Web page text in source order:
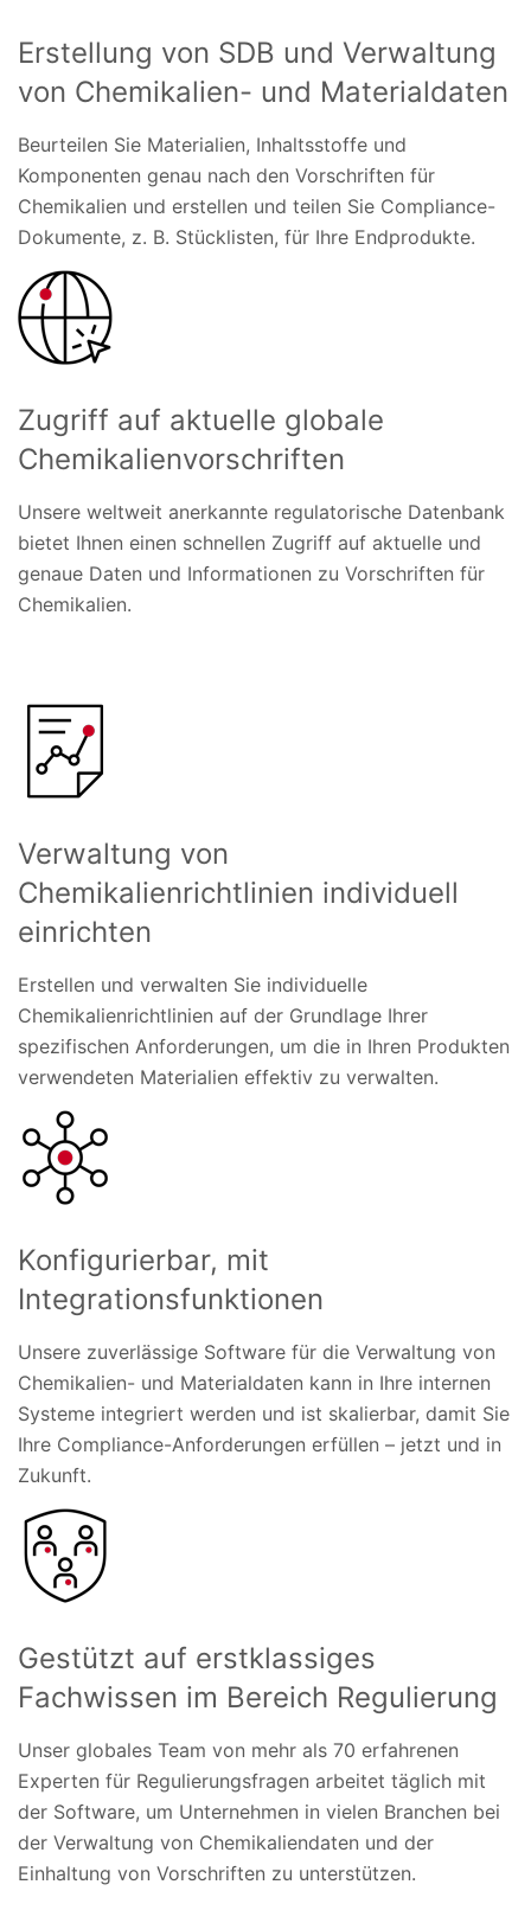
Erstellung von SDB und Verwaltung
von Chemikalien- und Materialdaten
Beurteilen Sie Materialien, Inhaltsstoffe und
Komponenten genau nach den Vorschriften für
Chemikalien und erstellen und teilen Sie Compliance-
Dokumente, z. B. Stücklisten, für Ihre Endprodukte.
Zugriff auf aktuelle globale
Chemikalienvorschriften
Unsere weltweit anerkannte regulatorische Datenbank
bietet Ihnen einen schnellen Zugriff auf aktuelle und
genaue Daten und Informationen zu Vorschriften für
Chemikalien.
Verwaltung von
Chemikalienrichtlinien individuell
einrichten
Erstellen und verwalten Sie individuelle
Chemikalienrichtlinien auf der Grundlage Ihrer
spezifischen Anforderungen, um die in Ihren Produkten
verwendeten Materialien effektiv zu verwalten.
Konfigurierbar, mit
Integrationsfunktionen
Unsere zuverlässige Software für die Verwaltung von
Chemikalien- und Materialdaten kann in Ihre internen
Systeme integriert werden und ist skalierbar, damit Sie
Ihre Compliance-Anforderungen erfüllen – jetzt und in
Zukunft.
Gestützt auf erstklassiges
Fachwissen im Bereich Regulierung
Unser globales Team von mehr als 70 erfahrenen
Experten für Regulierungsfragen arbeitet täglich mit
der Software, um Unternehmen in vielen Branchen bei
der Verwaltung von Chemikaliendaten und der
Einhaltung von Vorschriften zu unterstützen.